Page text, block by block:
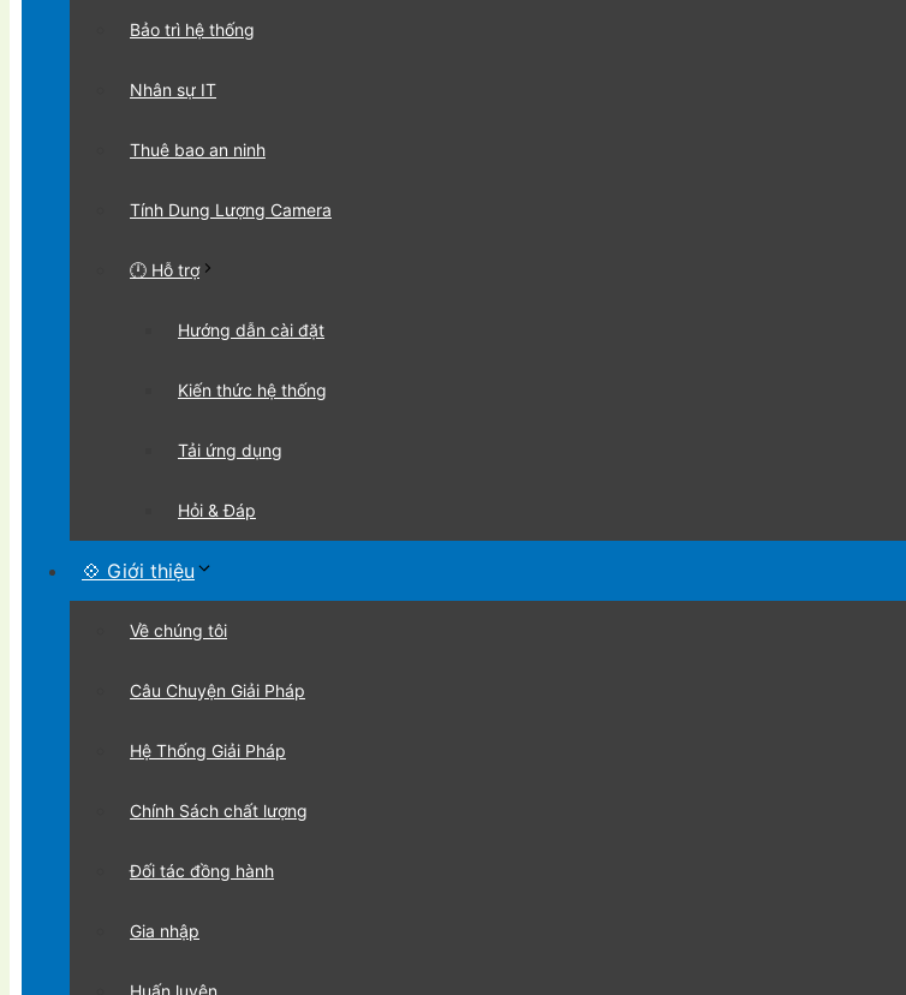
Bảo trì hệ thống
Nhân sự IT
Thuê bao an ninh
Tính Dung Lượng Camera
🕛 Hỗ trợ
Hướng dẫn cài đặt
Kiến thức hệ thống
Tải ứng dụng
Hỏi & Đáp
💠 Giới thiệu
Về chúng tôi
Câu Chuyện Giải Pháp
Hệ Thống Giải Pháp
Chính Sách chất lượng
Đối tác đồng hành
Gia nhập
Huấn luyện